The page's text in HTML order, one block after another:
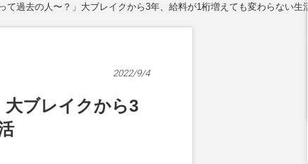
て過去の人〜？」大ブレイクから3年、給料が1桁増えても変わらない生活
2022/9/4
大ブレイクから3